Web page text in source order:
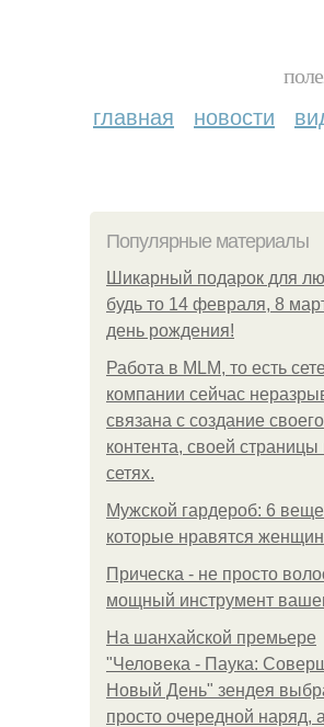
главная новости
Популярные материалы
Шикарный подарок для
будь то 14 февраля, 8
день рождения!
Работа в MLM, то есть
компании сейчас
связана с создание своего
контента, своей страницы
сетях.
Мужской гардероб: 6
которые нравятся
Прическа - не просто
мощный инструмент
На шанхайской премьере
"Человека - Паука:
Новый День" зендея
просто очередной наряд, а